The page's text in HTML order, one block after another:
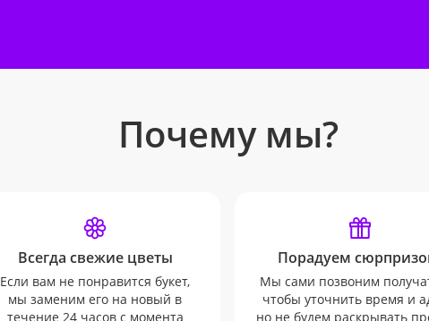
Почему мы?
Всегда свежие цветы
Если вам не понравится букет,
мы заменим его на новый в
течение 24 часов с момента
Порадуем
Мы сами позвоним
чтобы уточнить время и
но не будем раскрывать